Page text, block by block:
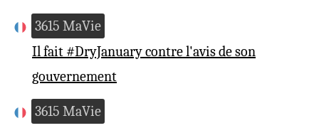
3615 MaVie
Il fait #DryJanuary contre l'avis de son
gouvernement
3615 MaVie